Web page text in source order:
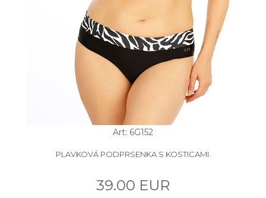
Art: 6G152
PLAVKOVÁ PODPRSENKA S KOSTICAMI.
39.00 EUR